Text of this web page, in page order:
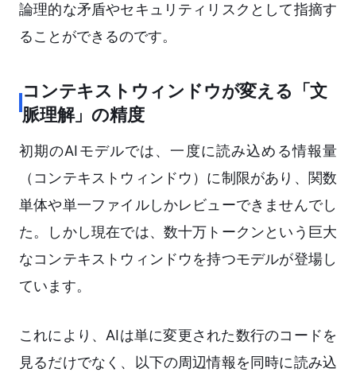
論理的な矛盾やセキュリティリスクとして指摘す
ることができるのです。
コンテキストウィンドウが変える「文
脈理解」の精度
初期のAIモデルでは、一度に読み込める情報量
（コンテキストウィンドウ）に制限があり、関数
単体や単一ファイルしかレビューできませんでし
た。しかし現在では、数十万トークンという巨大
なコンテキストウィンドウを持つモデルが登場し
ています。
これにより、AIは単に変更された数行のコードを
見るだけでなく、以下の周辺情報を同時に読み込